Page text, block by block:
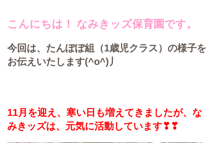
こんにちは！ なみきッズ保育園です。
今回は、たんぽぽ組（1歳児クラス）の様子を
お伝えいたします(^o^)丿
11月を迎え、寒い日も増えてきましたが、な
みきッズは、元気に活動しています❣❣